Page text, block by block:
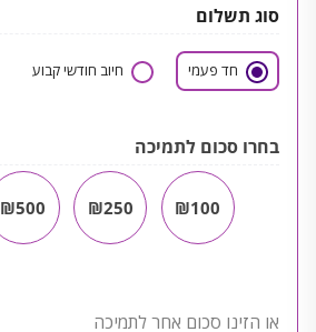
סוג תשלום
חד פעמי חיוב חודשי קבוע
בחרו סכום לתמיכה
₪100
₪250
₪500
או הזינו סכום אחר לתמיכה